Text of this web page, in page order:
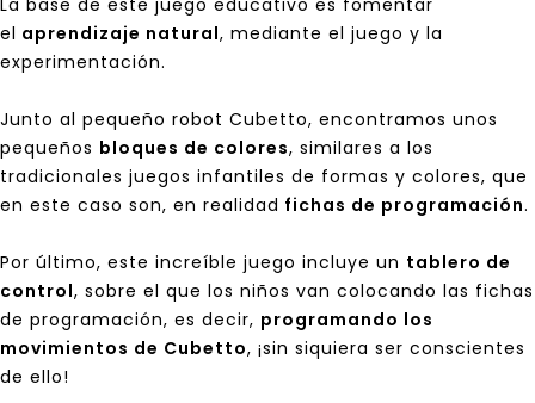
La base de este juego educativo es fomentar
el aprendizaje natural, mediante el juego y la
experimentación.
Junto al pequeño robot Cubetto, encontramos unos
pequeños bloques de colores, similares a los
tradicionales juegos infantiles de formas y colores, que
en este caso son, en realidad fichas de programación.
Por último, este increíble juego incluye un tablero de
control, sobre el que los niños van colocando las fichas
de programación, es decir, programando los
movimientos de Cubetto, ¡sin siquiera ser conscientes
de ello!